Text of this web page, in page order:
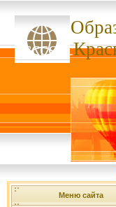
ссссссс
Меню сайта